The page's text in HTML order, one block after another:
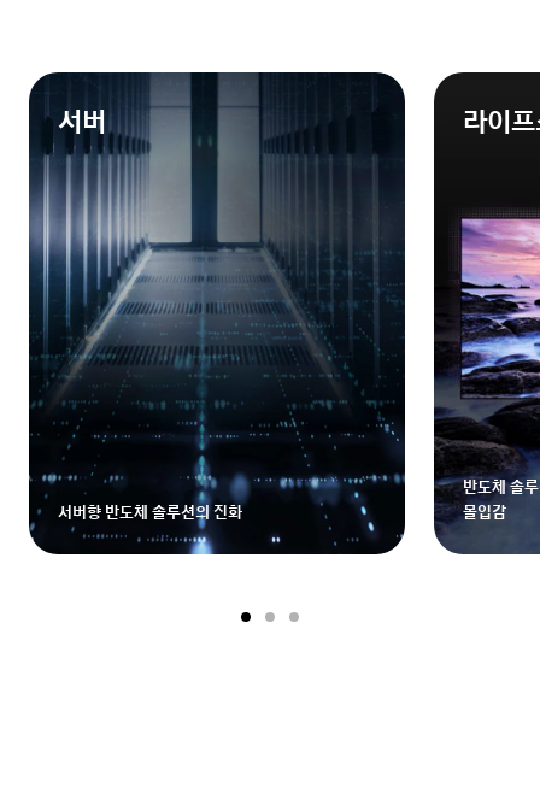
서버
서버향 반도체 솔루션의 진화
라이
반도체 솔
몰입감